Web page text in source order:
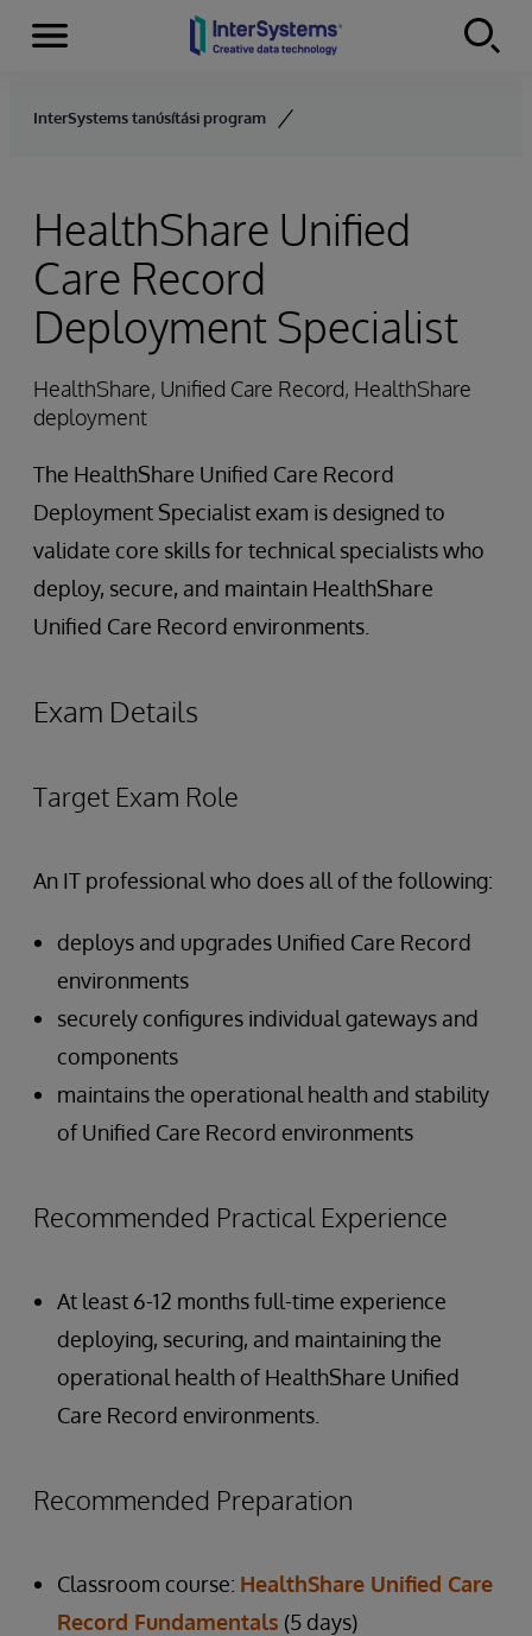
Skip to content
Menu
InterSystems tanúsítási program
HealthShare Unified
Care Record
Deployment Specialist
HealthShare, Unified Care Record, HealthShare
deployment
The HealthShare Unified Care Record
Deployment Specialist exam is designed to
validate core skills for technical specialists who
deploy, secure, and maintain HealthShare
Unified Care Record environments.
Exam Details
Target Exam Role
An IT professional who does all of the following:
deploys and upgrades Unified Care Record
environments
securely configures individual gateways and
components
maintains the operational health and stability
of Unified Care Record environments
Recommended Practical Experience
At least 6-12 months full-time experience
deploying, securing, and maintaining the
operational health of HealthShare Unified
Care Record environments.
Recommended Preparation
Classroom course: HealthShare Unified Care
Record Fundamentals (5 days)